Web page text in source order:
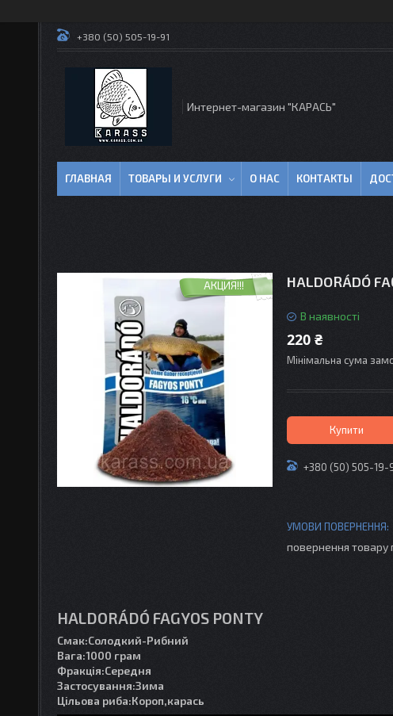
+380 (50) 505-19-91
Интернет-магазин "КАРАСЬ"
ГЛАВНАЯ ТОВАРЫ И УСЛУГИ О НАС КОНТАКТЫ
АКЦИЯ!!! HALDORÁDÓ
В наявності
220 ₴
Мінімальна сума
Купити
+380 (50) 505-19-
повернення товару
HALDORÁDÓ FAGYOS PONTY
Смак:Солодкий-Рибний
Вага:1000 грам
Фракція:Середня
Застосування:Зима
Цільова риба:Короп,карась